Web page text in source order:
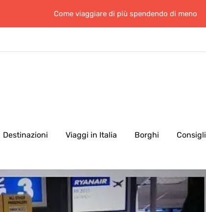
Come viaggiare di più spendendo di meno
Destinazioni Viaggi in Italia Borghi Consigli